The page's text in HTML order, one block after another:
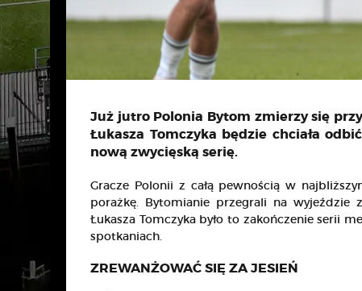
Już jutro Polonia Bytom zmierzy się
Łukasza Tomczyka będzie chciała
nową zwycięską serię.
Gracze Polonii z całą pewnością w
porażkę. Bytomianie przegrali na wyjeździe
Łukasza Tomczyka było to zakończenie serii
spotkaniach.
ZREWANŻOWAĆ SIĘ ZA JESIEŃ